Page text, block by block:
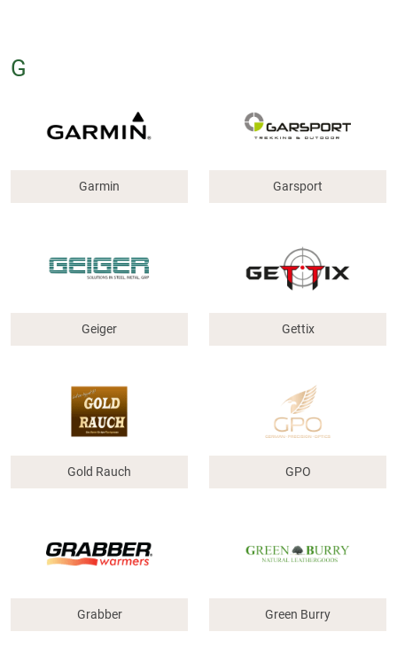
G
Garmin Garsport
Geiger Gettix
Gold Rauch GPO
Grabber Green Burry